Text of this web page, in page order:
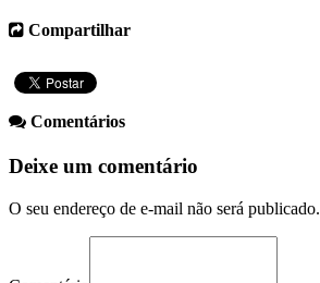
Compartilhar
Comentários
Deixe um comentário
O seu endereço de e-mail não será publicado.